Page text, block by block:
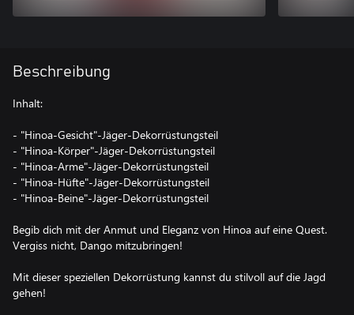
Beschreibung
Inhalt:
- "Hinoa-Gesicht"-Jäger-Dekorrüstungsteil
- "Hinoa-Körper"-Jäger-Dekorrüstungsteil
- "Hinoa-Arme"-Jäger-Dekorrüstungsteil
- "Hinoa-Hüfte"-Jäger-Dekorrüstungsteil
- "Hinoa-Beine"-Jäger-Dekorrüstungsteil
Begib dich mit der Anmut und Eleganz von Hinoa auf eine Quest.
Vergiss nicht, Dango mitzubringen!
Mit dieser speziellen Dekorrüstung kannst du stilvoll auf die Jagd
gehen!